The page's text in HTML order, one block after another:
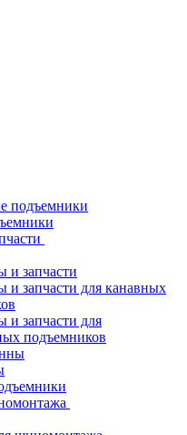
подъемники
и запчасти
и запчасти для канавных
и запчасти для
подъемников